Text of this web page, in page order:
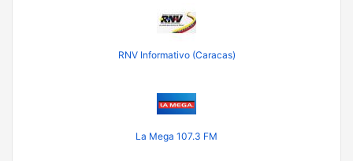
RNV Informativo (Caracas)
La Mega 107.3 FM